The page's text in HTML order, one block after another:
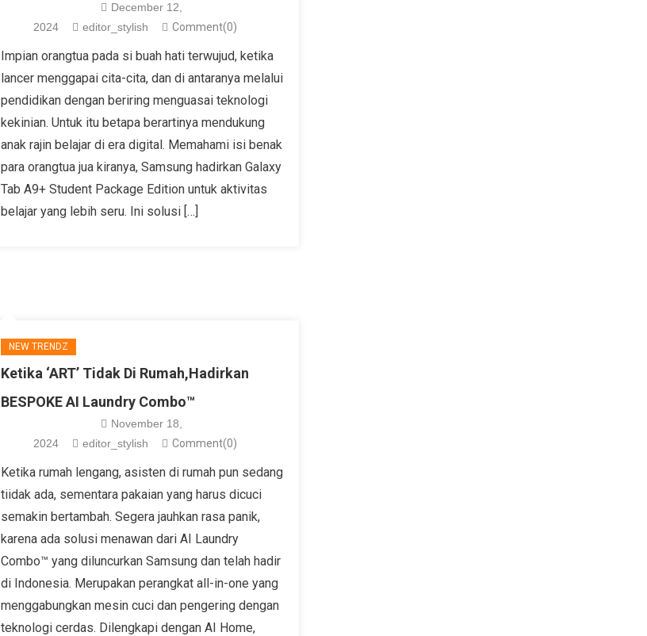
December 12,
2024
editor_stylish Comment(0)
Impian orangtua pada si buah hati terwujud, ketika
lancer menggapai cita-cita, dan di antaranya melalui
pendidikan dengan beriring menguasai teknologi
kekinian. Untuk itu betapa berartinya mendukung
anak rajin belajar di era digital. Memahami isi benak
para orangtua jua kiranya, Samsung hadirkan Galaxy
Tab A9+ Student Package Edition untuk aktivitas
belajar yang lebih seru. Ini solusi […]
NEW TRENDZ
Ketika ‘ART’ Tidak Di Rumah,Hadirkan
BESPOKE AI Laundry Combo™
November 18,
2024
editor_stylish Comment(0)
Ketika rumah lengang, asisten di rumah pun sedang
tiidak ada, sementara pakaian yang harus dicuci
semakin bertambah. Segera jauhkan rasa panik,
karena ada solusi menawan dari AI Laundry
Combo™ yang diluncurkan Samsung dan telah hadir
di Indonesia. Merupakan perangkat all-in-one yang
menggabungkan mesin cuci dan pengering dengan
teknologi cerdas. Dilengkapi dengan AI Home,